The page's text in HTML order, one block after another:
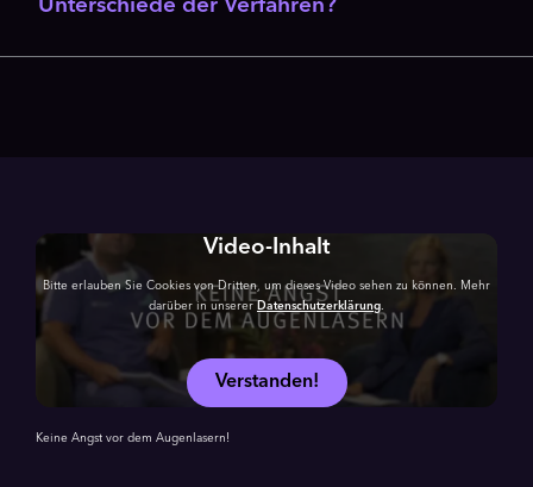
Unterschiede der Verfahren?
Video-Inhalt
Bitte erlauben Sie Cookies von Dritten, um dieses Video sehen zu können. Mehr
darüber in unserer Datenschutzerklärung.
Verstanden!
Keine Angst vor dem Augenlasern!